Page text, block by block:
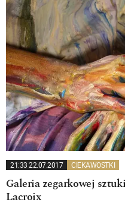
21:33 22.07.2017 CIEKAWOSTKI
Galeria zegarkowej
Lacroix